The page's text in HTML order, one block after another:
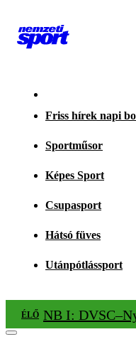
Friss hírek napi
Sportműsor
Képes Sport
Csupasport
Hátsó füves
Utánpótlássport
ÉLŐ NB I: